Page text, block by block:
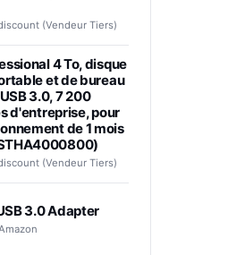
(Vendeur Tiers)
4 To, disque
et de bureau
3.0, 7 200
d'entreprise, pour
de 1 mois
(Vendeur Tiers)
3.0 Adapter